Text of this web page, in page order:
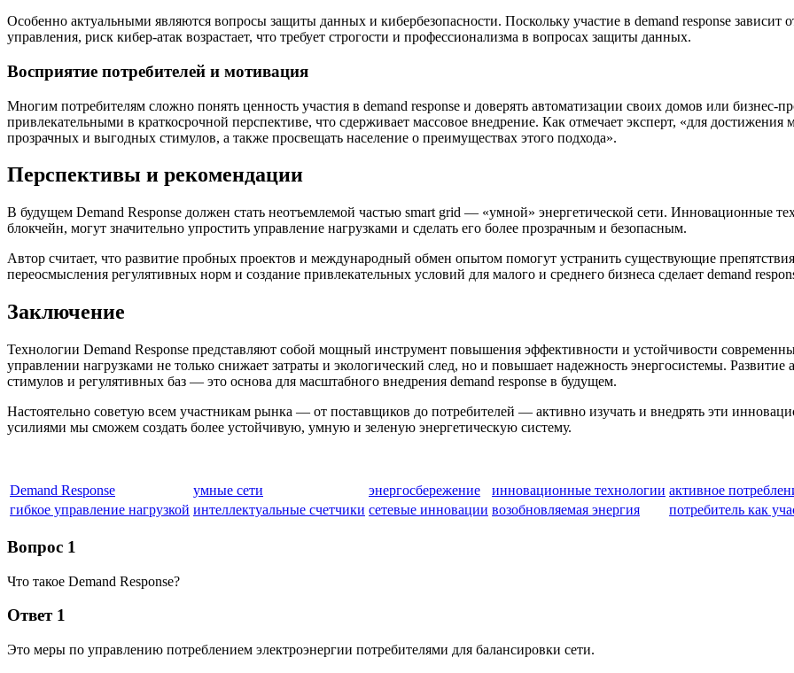
Особенно актуальными являются вопросы защиты данных и кибербезопасности. Поскольку участие в demand response
управления, риск кибер-атак возрастает, что требует строгости и профессионализма в вопросах защиты данных.
Восприятие потребителей и мотивация
Многим потребителям сложно понять ценность участия в demand response и доверять автоматизации своих домов или бизнес-
привлекательными в краткосрочной перспективе, что сдерживает массовое внедрение. Как отмечает эксперт, «для достижения
прозрачных и выгодных стимулов, а также просвещать население о преимуществах этого подхода».
Перспективы и рекомендации
В будущем Demand Response должен стать неотъемлемой частью smart grid — «умной» энергетической сети. Инновационные
блокчейн, могут значительно упростить управление нагрузками и сделать его более прозрачным и безопасным.
Автор считает, что развитие пробных проектов и международный обмен опытом помогут устранить существующие
переосмысления регулятивных норм и создание привлекательных условий для малого и среднего бизнеса сделает demand
Заключение
Технологии Demand Response представляют собой мощный инструмент повышения эффективности и устойчивости
управлении нагрузками не только снижает затраты и экологический след, но и повышает надежность энергосистемы.
стимулов и регулятивных баз — это основа для масштабного внедрения demand response в будущем.
Настоятельно советую всем участникам рынка — от поставщиков до потребителей — активно изучать и внедрять эти
усилиями мы сможем создать более устойчивую, умную и зеленую энергетическую систему.
Demand Response умные сети энергосбережение инновационные технологии активное
гибкое управление нагрузкой интеллектуальные счетчики сетевые инновации возобновляемая энергия потребитель как
Вопрос 1
Что такое Demand Response?
Ответ 1
Это меры по управлению потреблением электроэнергии потребителями для балансировки сети.